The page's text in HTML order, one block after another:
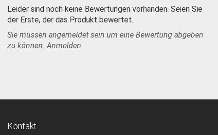
Leider sind noch keine Bewertungen vorhanden. Seien Sie
der Erste, der das Produkt bewertet.
Sie müssen angemeldet sein um eine Bewertung abgeben
zu können.Anmelden
Kontakt